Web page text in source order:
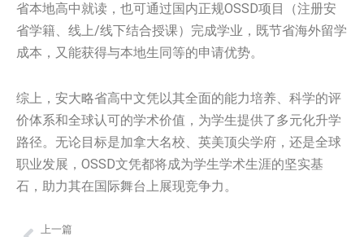
省本地高中就读，也可通过国内正规OSSD项目（注册安
省学籍、线上/线下结合授课）完成学业，既节省海外留学
成本，又能获得与本地生同等的申请优势。
综上，安大略省高中文凭以其全面的能力培养、科学的评
价体系和全球认可的学术价值，为学生提供了多元化升学
路径。无论目标是加拿大名校、英美顶尖学府，还是全球
职业发展，OSSD文凭都将成为学生学术生涯的坚实基
石，助力其在国际舞台上展现竞争力。
上一篇